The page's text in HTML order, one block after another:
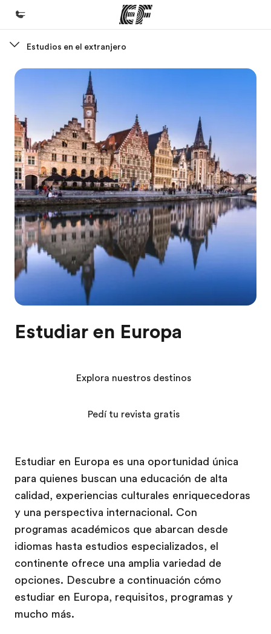
Bienvenido a EF
Ver todo lo que hacemos
Oficinas
Encontrá una oficina
Sobre nosotros
Quiénes somos
Trabajos
Uníte al equipo
Estudios en el extranjero
Estudiar en Europa
Estudiar en Europa es una oportunidad única
para quienes buscan una educación de alta
calidad, experiencias culturales enriquecedoras
y una perspectiva internacional. Con
programas académicos que abarcan desde
idiomas hasta estudios especializados, el
continente ofrece una amplia variedad de
opciones. Descubre a continuación cómo
estudiar en Europa, requisitos, programas y
mucho más.
Explora nuestros destinos
Pedí tu revista gratis